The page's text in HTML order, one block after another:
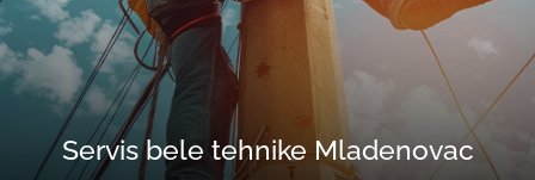
Servis bele tehnike Mladenovac